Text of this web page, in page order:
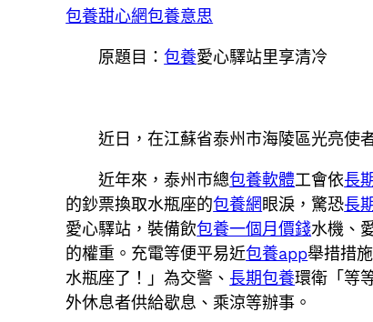
包養甜心網包養意思
原題目：包養愛心驛站里享清冷
近日，在江蘇省泰州市海陵區光亮使
近年來，泰州市總包養軟體工會依長
的鈔票換取水瓶座的包養網眼淚，驚恐長
愛心驛站，裝備飲包養一個月價錢水機、
的權重。充電等便平易近包養app舉措措
水瓶座了！」為交警、 長期包養環衛「等
外休息者供給歇息、乘涼等辦事。